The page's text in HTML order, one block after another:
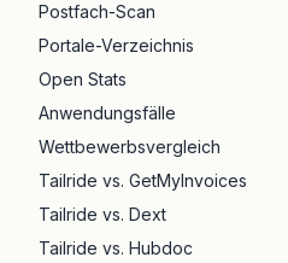
Postfach-Scan
Portale-Verzeichnis
Open Stats
Anwendungsfälle
Wettbewerbsvergleich
Tailride vs. GetMyInvoices
Tailride vs. Dext
Tailride vs. Hubdoc